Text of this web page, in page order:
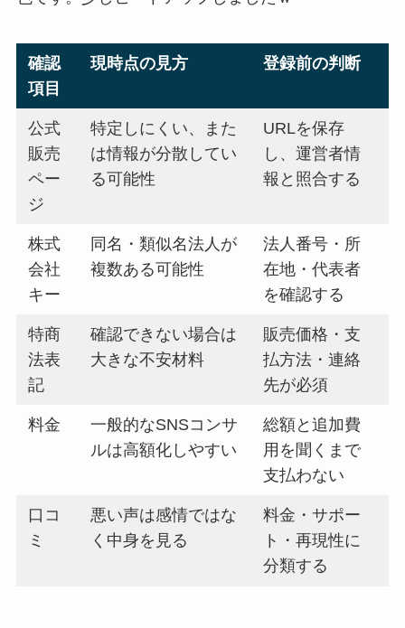
確認
項目
現時点の見方 登録前の判断
公式
販売
ペー
ジ
特定しにくい、また
は情報が分散してい
る可能性
URLを保存
し、運営者情
報と照合する
株式
会社
キー
同名・類似名法人が
複数ある可能性
法人番号・所
在地・代表者
を確認する
特商
法表
記
確認できない場合は
大きな不安材料
販売価格・支
払方法・連絡
先が必須
料金
一般的なSNSコンサ
ルは高額化しやすい
総額と追加費
用を聞くまで
支払わない
口コ
ミ
悪い声は感情ではな
く中身を見る
料金・サポー
ト・再現性に
分類する